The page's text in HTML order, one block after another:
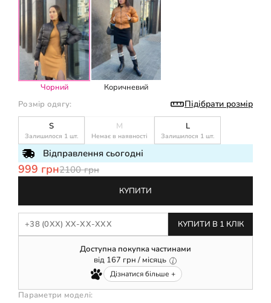
Чорний
Коричневий
Розмір одягу:
Підібрати розмір
S
Залишилося 1 шт.
М
Немає в наявності
L
Залишилося 1 шт.
Відправлення сьогодні
999 грн2100 грн
КУПИТИ
КУПИТИ В 1 КЛІК
Доступна покупка частинами
від 167 грн / місяць
Дізнатися більше +
Параметри моделі: